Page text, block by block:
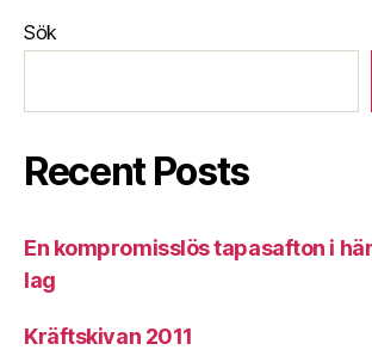
Sök
Recent Posts
En kompromisslös tapasafton i
lag
Kräftskivan 2011